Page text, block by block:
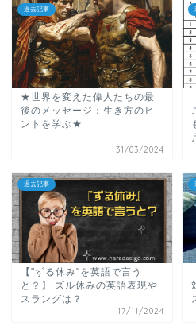
過去記事
★世界を変えた偉人たちの最
後のメッセージ：生き方のヒ
ントを学ぶ★
31/03/2024
過去記事
【"ずる休み"を英語で言う
と？】 ズル休みの英語表現や
スラングは？
17/11/2024